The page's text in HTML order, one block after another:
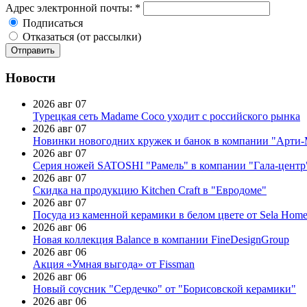
Адрес электронной почты: *
Подписаться
Отказаться (от рассылки)
Новости
2026 авг 07
Турецкая сеть Madame Coco уходит с российского рынка
2026 авг 07
Новинки новогодних кружек и банок в компании
2026 авг 07
Серия ножей SATOSHI "Рамель" в компании "Гала-
2026 авг 07
Скидка на продукцию Kitchen Craft в "Евродоме"
2026 авг 07
Посуда из каменной керамики в белом цвете от Sela Home
2026 авг 06
Новая коллекция Balance в компании FineDesignGroup
2026 авг 06
Акция «Умная выгода» от Fissman
2026 авг 06
Новый соусник "Сердечко" от "Борисовской керамики"
2026 авг 06